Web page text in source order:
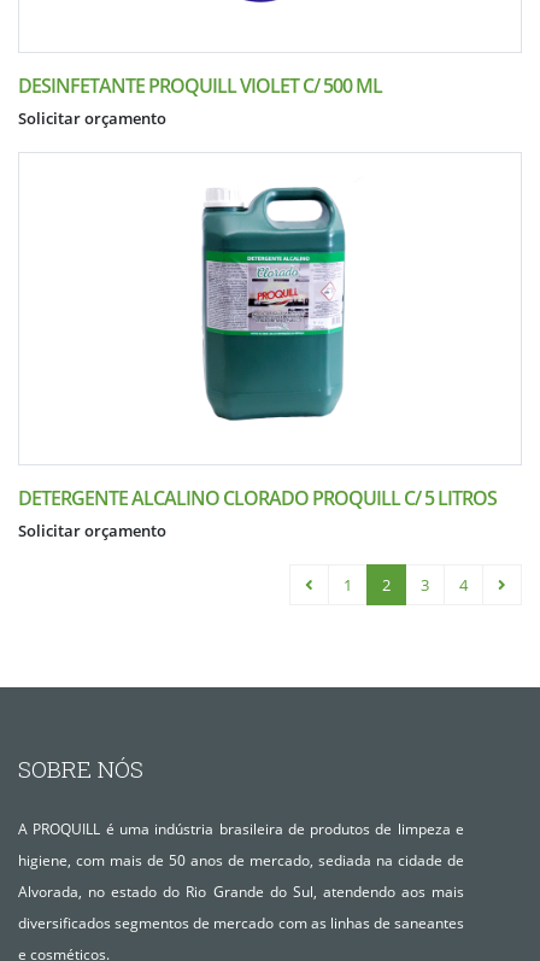
DESINFETANTE PROQUILL VIOLET C/ 500 ML
Solicitar orçamento
DETERGENTE ALCALINO CLORADO PROQUILL C/ 5 LITROS
Solicitar orçamento
1 2 3 4
SOBRE NÓS
A PROQUILL é uma indústria brasileira de produtos de limpeza e
higiene, com mais de 50 anos de mercado, sediada na cidade de
Alvorada, no estado do Rio Grande do Sul, atendendo aos mais
diversificados segmentos de mercado com as linhas de saneantes
e cosméticos.